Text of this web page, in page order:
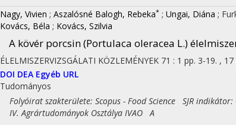
Nagy, Vivien ; Aszalósné Balogh, Rebeka* ; Ungai, Diána ;
Kovács, Béla ; Kovács, Szilvia
A kövér porcsin (Portulaca oleracea L.)
ÉLELMISZERVIZSGÁLATI KÖZLEMÉNYEK 71 : 1 pp. 3-19. , 17
DOI DEA Egyéb URL
Tudományos
Folyóirat szakterülete: Scopus - Food Science SJR indikátor:
IV. Agrártudományok Osztálya IVAO A